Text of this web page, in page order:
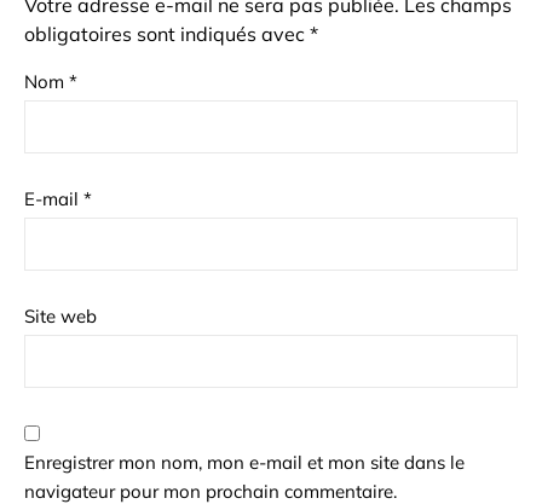
Votre adresse e-mail ne sera pas publiée. Les champs
obligatoires sont indiqués avec *
Nom *
E-mail *
Site web
Enregistrer mon nom, mon e-mail et mon site dans le
navigateur pour mon prochain commentaire.